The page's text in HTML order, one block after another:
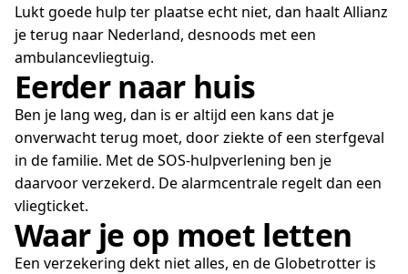
Lukt goede hulp ter plaatse echt niet, dan haalt Allianz
je terug naar Nederland, desnoods met een
ambulancevliegtuig.
Eerder naar huis
Ben je lang weg, dan is er altijd een kans dat je
onverwacht terug moet, door ziekte of een sterfgeval
in de familie. Met de SOS-hulpverlening ben je
daarvoor verzekerd. De alarmcentrale regelt dan een
vliegticket.
Waar je op moet letten
Een verzekering dekt niet alles, en de Globetrotter is